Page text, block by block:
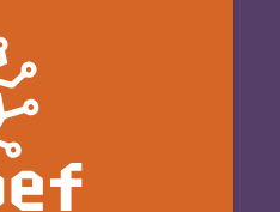
indígena no
da